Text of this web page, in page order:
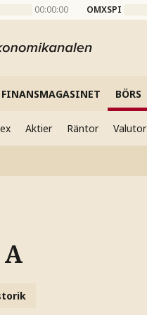
00:00:00 OMXSPI
FINANSMAGASINET BÖRS
Aktier Räntor Valutor
A